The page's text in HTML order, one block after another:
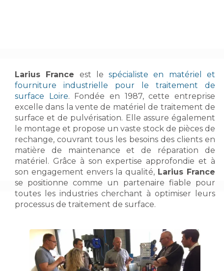
Larius France est lespécialiste en matériel et
fourniture industrielle pour le traitement de
surface Loire. Fondée en 1987, cette entreprise
excelle dans la vente de matériel de traitement de
surface et de pulvérisation. Elle assure également
le montage et propose un vaste stock de pièces de
rechange, couvrant tous les besoins des clients en
matière de maintenance et de réparation de
matériel. Grâce à son expertise approfondie et à
son engagement envers la qualité, Larius France
se positionne comme un partenaire fiable pour
toutes les industries cherchant à optimiser leurs
processus de traitement de surface.